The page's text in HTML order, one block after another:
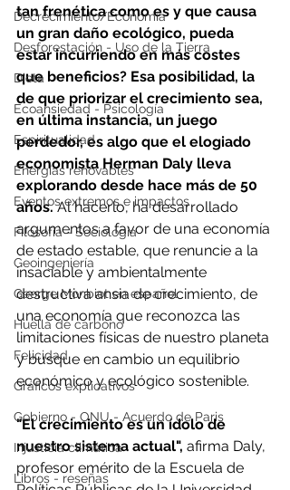
Decrecimiento/Economía
Desforestación - Uso de la Tierra
Dieta
Ecoansiedad - Psicología
Espiritualidad
Energías renovables
Eventos extremos e impactos
Filosofía - Sociología
Geoingeniería
George Monbiot en español
Huella de carbono
Felicidad
Gráficos explicativos
Gobierno - ONU - Acuerdo de Paris
Injusticia climática
Libros - reseñas
tan frenética como es y que causa
un gran daño ecológico, pueda
estar incurriendo en más costes
que beneficios? Esa posibilidad, la
de que priorizar el crecimiento sea,
en última instancia, un juego
perdedor, es algo que el elogiado
economista Herman Daly lleva
explorando desde hace más de 50
años. Al hacerlo, ha desarrollado
argumentos a favor de una economía
de estado estable, que renuncie a la
insaciable y ambientalmente
destructiva ansia de crecimiento, de
una economía que reconozca las
limitaciones físicas de nuestro planeta
y busque en cambio un equilibrio
económico y ecológico sostenible.
"El crecimiento es un ídolo de
nuestro sistema actual", afirma Daly,
profesor emérito de la Escuela de